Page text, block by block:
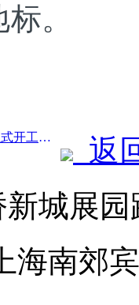
。
前一篇：西安曲江太平坊项目正式开工，总建面13.7万方
返
城展
海南